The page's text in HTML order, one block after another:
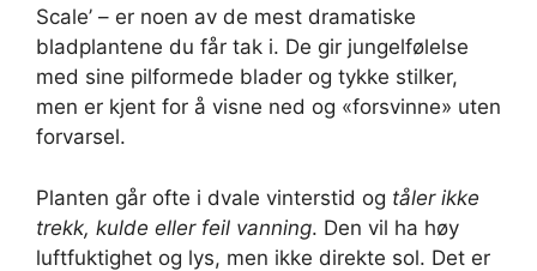
Scale’ – er noen av de mest dramatiske
bladplantene du får tak i. De gir jungelfølelse
med sine pilformede blader og tykke stilker,
men er kjent for å visne ned og «forsvinne» uten
forvarsel.
Planten går ofte i dvale vinterstid og tåler ikke
trekk, kulde eller feil vanning. Den vil ha høy
luftfuktighet og lys, men ikke direkte sol. Det er